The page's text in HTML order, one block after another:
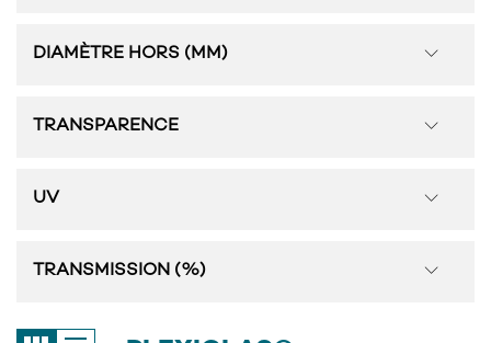
DIAMÈTRE HORS (MM)
TRANSPARENCE
UV
TRANSMISSION (%)